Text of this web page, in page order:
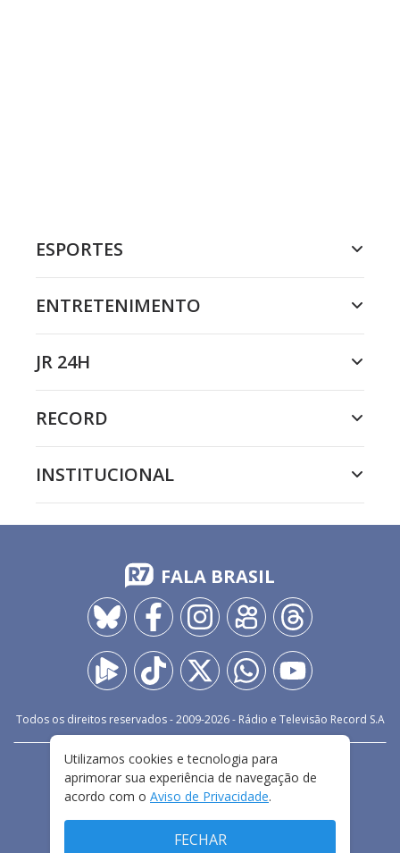
ESPORTES
ENTRETENIMENTO
JR 24H
RECORD
INSTITUCIONAL
FALA BRASIL
Todos os direitos reservados - 2009-2026- Rádio e Televisão Record S.A
FALE CONOSCO
PRIVACIDADE
TERMOS E CONDIÇÕES DE USO
Utilizamos cookies e tecnologia para
aprimorar sua experiência de navegação de
acordo com o Aviso de Privacidade.
FECHAR